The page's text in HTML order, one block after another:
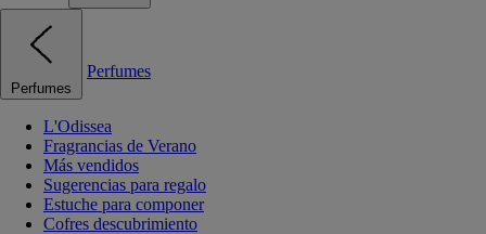
Perfumes
Perfumes
L'Odissea
Fragrancias de Verano
Más vendidos
Sugerencias para regalo
Estuche para componer
Cofres descubrimiento